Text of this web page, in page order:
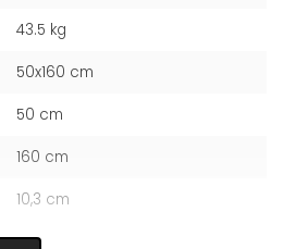
43.5 kg
50x160 cm
50 cm
160 cm
10,3 cm